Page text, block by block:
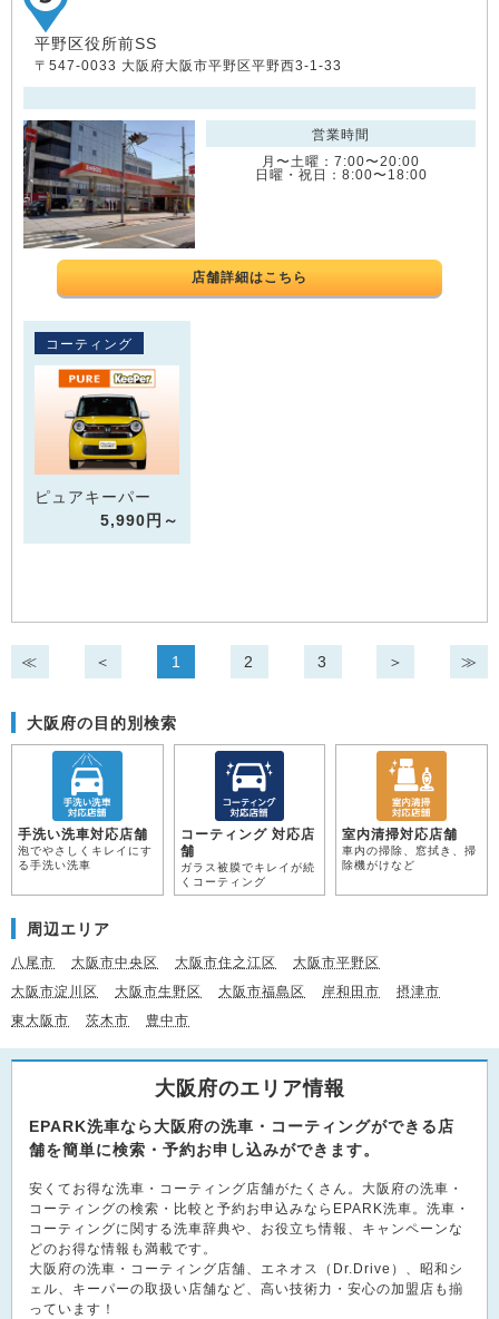
平野区役所前SS
〒547-0033 大阪府大阪市平野区平野西3-1-33
営業時間
月〜土曜：7:00〜20:00
日曜・祝日：8:00〜18:00
店舗詳細はこちら
コーティング
ピュアキーパー
5,990円～
≪ ＜ 1 2 3 ＞ ≫
大阪府の目的別検索
手洗い洗車対応店舗
泡でやさしくキレイにす
る手洗い洗車
コーティング 対応店
舗
ガラス被膜でキレイが続
くコーティング
室内清掃対応店舗
車内の掃除、窓拭き、掃
除機がけなど
周辺エリア
八尾市 大阪市中央区 大阪市住之江区
大阪市平野区
大阪市淀川区
大阪市生野区 大阪市福島区 岸和田市
摂津市
東大阪市
茨木市 豊中市
大阪府のエリア情報
EPARK洗車なら大阪府の洗車・コーティングができる店
舗を簡単に検索・予約お申し込みができます。
安くてお得な洗車・コーティング店舗がたくさん。大阪府の洗車・
コーティングの検索・比較と予約お申込みならEPARK洗車。洗車・
コーティングに関する洗車辞典や、お役立ち情報、キャンペーンな
どのお得な情報も満載です。
大阪府の洗車・コーティング店舗、エネオス（Dr.Drive）、昭和シ
ェル、キーパーの取扱い店舗など、高い技術力・安心の加盟店も揃
っています！